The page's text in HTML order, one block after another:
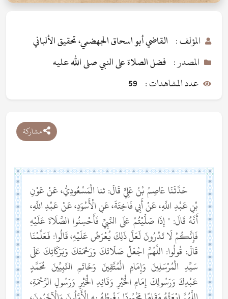
المؤلف : القاضي أبو اسحاق الجهضمي، تحقيق الألباني
المصدر : فضل الصلاة على النبي صلى الله عليه
عدد المشاهدات : 59
مشاركة
حَدَّثَنَا عَاصِمُ بْنُ عَلِيٍّ قَالَ: ثنا الْمَسْعُودِيُّ، عَنْ عَوْنِ
بْنِ عَبْدِ اللَّهِ، عَنْ أَبِي فَاخِتَةَ، عَنِ الْأَسْوَدِ، عَنْ عَبْدِ اللَّهِ،
أَنَّهُ قَالَ: " إِذَا صَلَّيْتُمْ عَلَى النَّبِيِّ فَأَحْسِنُوا الصَّلَاةَ عَلَيْهِ
فَإِنَّكُمْ لَا تَدْرُونَ لَعَلَّ ذَلِكَ يُعْرَضُ عَلَيْهِ، قَالُوا: فَعَلِّمْنَا
قَالَ: قُولُوا: اللَّهُمَّ اجْعَلْ صَلَاتَكَ وَرَحْمَتَكَ وَبَرَكَاتِكَ عَلَى
سَيِّدِ الْمُرْسَلِينَ وَإِمَامِ الْمُتَّقِينَ وَخَاتَمِ النَّبِيِّينَ مُحَمَّدٍ
عَبْدِكَ وَرَسُولِكَ إِمَامِ الْخَيْرِ وَقَائِدِ الْخَيْرِ وَرَسُولِ الرَّحْمَةِ،